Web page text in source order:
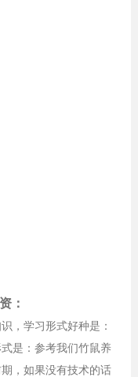
：
，学习形式好种是：
是：参考我们竹鼠养
，如果没有技术的话